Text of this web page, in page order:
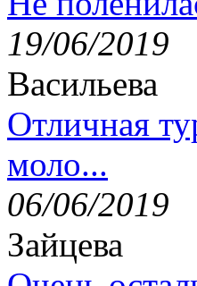
19/06/2019
Васильева
Отличная
моло...
06/06/2019
Зайцева